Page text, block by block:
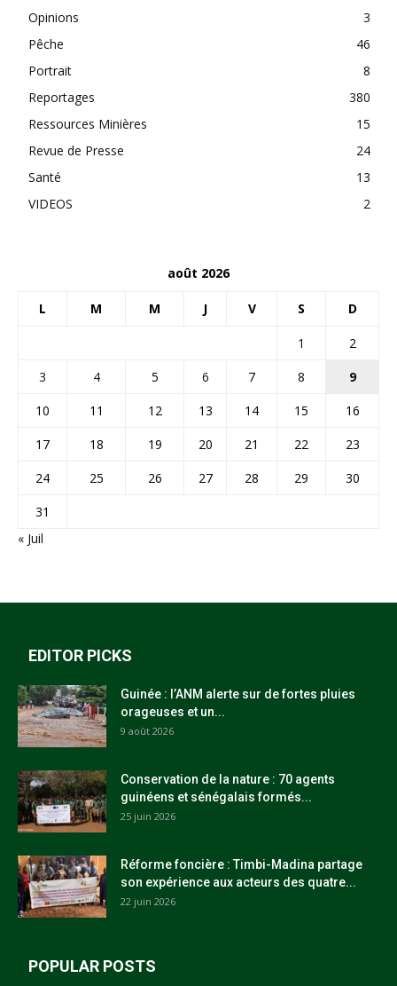
Opinions
3
Pêche
46
Portrait
8
Reportages
380
Ressources Minières
15
Revue de Presse
24
Santé
13
VIDEOS
2
août 2026
L M M J V S D
1
2
3
4 5 6 7 8
9
10
11 12 13 14 15
16
17
18 19 20 21 22
23
24
25 26 27 28 29
30
31
« Juil
EDITOR PICKS
Guinée : l’ANM alerte sur de fortes pluies
orageuses et un...
9 août 2026
Conservation de la nature : 70 agents
guinéens et sénégalais formés...
25 juin 2026
Réforme foncière : Timbi-Madina partage
son expérience aux acteurs des quatre...
22 juin 2026
POPULAR POSTS